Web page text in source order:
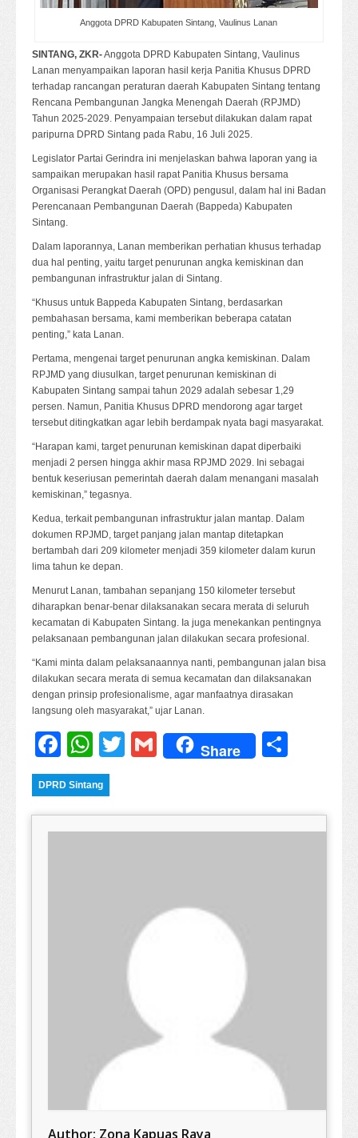
Anggota DPRD Kabupaten Sintang, Vaulinus Lanan
SINTANG, ZKR-Anggota DPRD Kabupaten Sintang, Vaulinus
Lanan menyampaikan laporan hasil kerja Panitia Khusus DPRD
terhadap rancangan peraturan daerah Kabupaten Sintang tentang
Rencana Pembangunan Jangka Menengah Daerah (RPJMD)
Tahun 2025-2029. Penyampaian tersebut dilakukan dalam rapat
paripurna DPRD Sintang pada Rabu, 16 Juli 2025.
Legislator Partai Gerindra ini menjelaskan bahwa laporan yang ia
sampaikan merupakan hasil rapat Panitia Khusus bersama
Organisasi Perangkat Daerah (OPD) pengusul, dalam hal ini Badan
Perencanaan Pembangunan Daerah (Bappeda) Kabupaten
Sintang.
Dalam laporannya, Lanan memberikan perhatian khusus terhadap
dua hal penting, yaitu target penurunan angka kemiskinan dan
pembangunan infrastruktur jalan di Sintang.
“Khusus untuk Bappeda Kabupaten Sintang, berdasarkan
pembahasan bersama, kami memberikan beberapa catatan
penting,” kata Lanan.
Pertama, mengenai target penurunan angka kemiskinan. Dalam
RPJMD yang diusulkan, target penurunan kemiskinan di
Kabupaten Sintang sampai tahun 2029 adalah sebesar 1,29
persen. Namun, Panitia Khusus DPRD mendorong agar target
tersebut ditingkatkan agar lebih berdampak nyata bagi masyarakat.
“Harapan kami, target penurunan kemiskinan dapat diperbaiki
menjadi 2 persen hingga akhir masa RPJMD 2029. Ini sebagai
bentuk keseriusan pemerintah daerah dalam menangani masalah
kemiskinan,” tegasnya.
Kedua, terkait pembangunan infrastruktur jalan mantap. Dalam
dokumen RPJMD, target panjang jalan mantap ditetapkan
bertambah dari 209 kilometer menjadi 359 kilometer dalam kurun
lima tahun ke depan.
Menurut Lanan, tambahan sepanjang 150 kilometer tersebut
diharapkan benar-benar dilaksanakan secara merata di seluruh
kecamatan di Kabupaten Sintang. Ia juga menekankan pentingnya
pelaksanaan pembangunan jalan dilakukan secara profesional.
“Kami minta dalam pelaksanaannya nanti, pembangunan jalan bisa
dilakukan secara merata di semua kecamatan dan dilaksanakan
dengan prinsip profesionalisme, agar manfaatnya dirasakan
langsung oleh masyarakat,” ujar Lanan.
Facebook
WhatsApp
TwitterGmail
Share
DPRD Sintang
Author: Zona Kapuas Raya